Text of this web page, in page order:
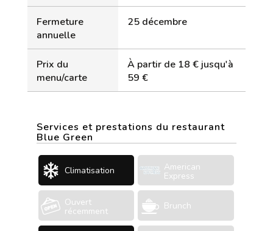
Fermeture
annuelle
25 décembre
Prix du
menu/carte
À partir de 18 € jusqu'à
59 €
Services et prestations du restaurant
Blue Green
Climatisation American
Express
Ouvert
récemment Brunch